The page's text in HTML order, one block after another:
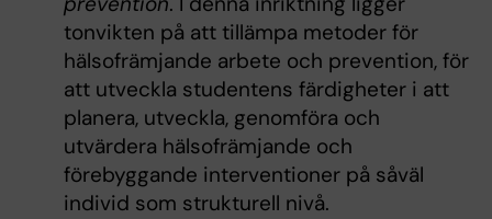
tonvikten på att tillämpa metoder för
hälsofrämjande arbete och prevention, för
att utveckla studentens färdigheter i att
planera, utveckla, genomföra och
utvärdera hälsofrämjande och
förebyggande interventioner på såväl
individ som strukturell nivå.